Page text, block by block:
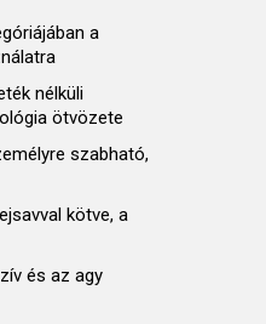
a
nélküli
ötvözete
szabható,
kötve, a
és az agy